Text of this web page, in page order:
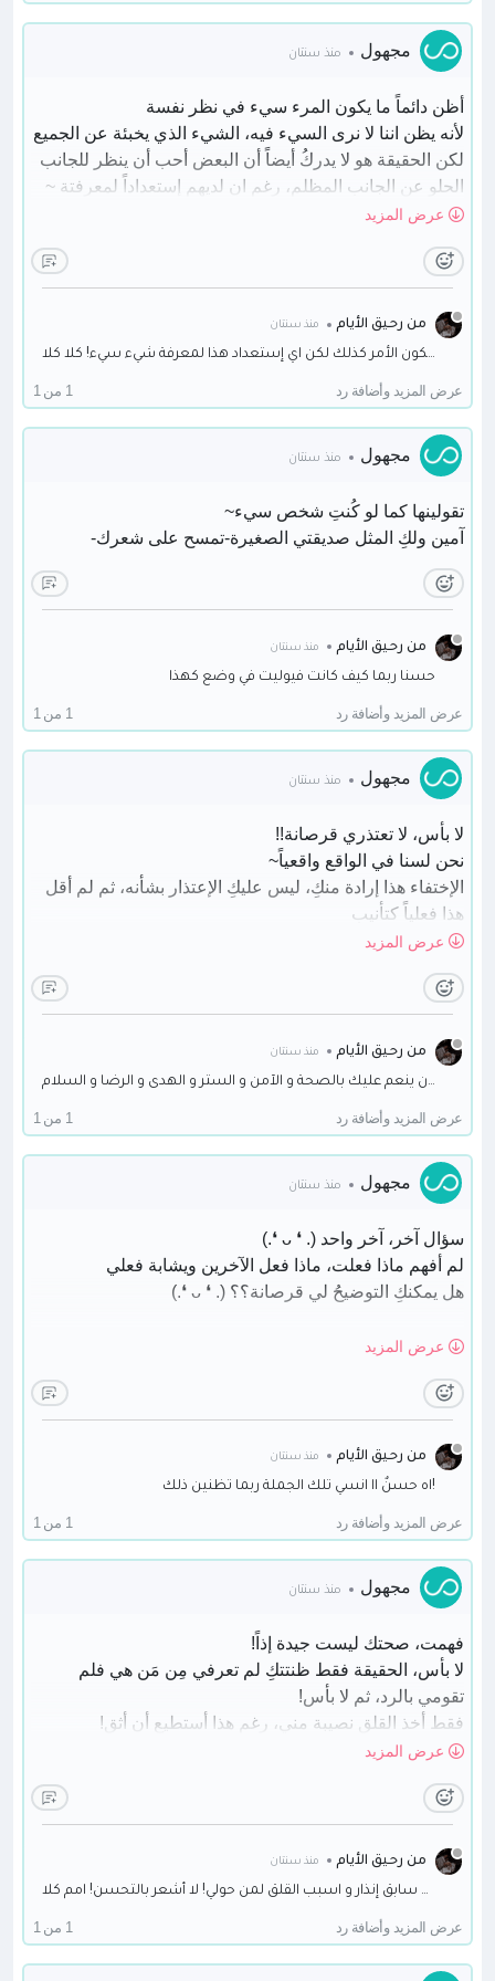
مجهول منذ سنتان
أظن دائماً ما يكون المرء سيء في نظر نفسة
لأنه يظن اننا لا نرى السيء فيه، الشيء الذي يخبئة عن الجميع
لكن الحقيقة هو لا يدركُ أيضاً أن البعض أحب أن ينظر للجانب
الحلو عن الجانب المظلم، رغم ان لديهم إستعداداً لمعرفتة ~
المسح على الرأس أم الإعتراف بالإحتراق؟
عرض المزيد
من رحيق الأيام منذ سنتان
حقا ربما يكون الأمر كذلك لكن اي إستعداد هذا لمعرفة شيء سيء! كلا كلا !
عرض المزيد وأضافة رد 1 من 1
مجهول منذ سنتان
تقولينها كما لو كُنتِ شخص سيء~
آمين ولكِ المثل صديقتي الصغيرة-تمسح على شعرك-
من رحيق الأيام منذ سنتان
حسنا ربما كيف كانت فيوليت في وضع كهذا
عرض المزيد وأضافة رد 1 من 1
مجهول منذ سنتان
لا بأس، لا تعتذري قرصانة!!
نحن لسنا في الواقع واقعياً~
الإختفاء هذا إرادة منكِ، ليس عليكِ الإعتذار بشأنه، ثم لم أقل
هذا فعلياً كتأنيب
أقصد قُلتها لأخفف عنكِ ما تشعرين به فقط
لو كُنتِ في الواقع واقعياً معي هنا كُنتُ لفعلتُ فعلياً أفعالاً
فعلية ʕ ꈍᴥꈍʔ
قيل لفيوليت أنها تحترق، لكن فيوليت نفت ذلك بقوة.
أظنُ أنه حق
عرض المزيد
من رحيق الأيام منذ سنتان
انت شخص جيد ادعو الله ان تبقي بخير و ان ينعم عليك بالصحة و الآمن و الستر و الهدى و الرضا و السلام
عرض المزيد وأضافة رد 1 من 1
مجهول منذ سنتان
سؤال آخر، آخر واحد (. ❛ ᴗ ❛.)
لم أفهم ماذا فعلت، ماذا فعل الآخرين ويشابة فعلي
هل يمكنكِ التوضيحُ لي قرصانة؟؟ (. ❛ ᴗ ❛.)
أيضاً لا أراها أنانية، بل حق~
عرض المزيد
من رحيق الأيام منذ سنتان
اه حسنٌ اا انسي تلك الجملة ربما تظنين ذلك!
عرض المزيد وأضافة رد 1 من 1
مجهول منذ سنتان
فهمت، صحتك ليست جيدة إذاً!
لا بأس، الحقيقة فقط ظنتتكِ لم تعرفي مِن مَن هي فلم
تقومي بالرد، ثم لا بأس!
فقط أخذ القلق نصيبة مني، رغم هذا أستطيع أن أثق!
صحيح
هل لازلتِ متغيبة عن المعهد؟
عرض المزيد
من رحيق الأيام منذ سنتان
حقا انا اعتذر لأنني اقلقتك اختفي فجأة عن الانظار بدون سابق إنذار و اسبب القلق لمن حولي! لا أشعر بالتحسن! امم كلا
عرض المزيد وأضافة رد 1 من 1